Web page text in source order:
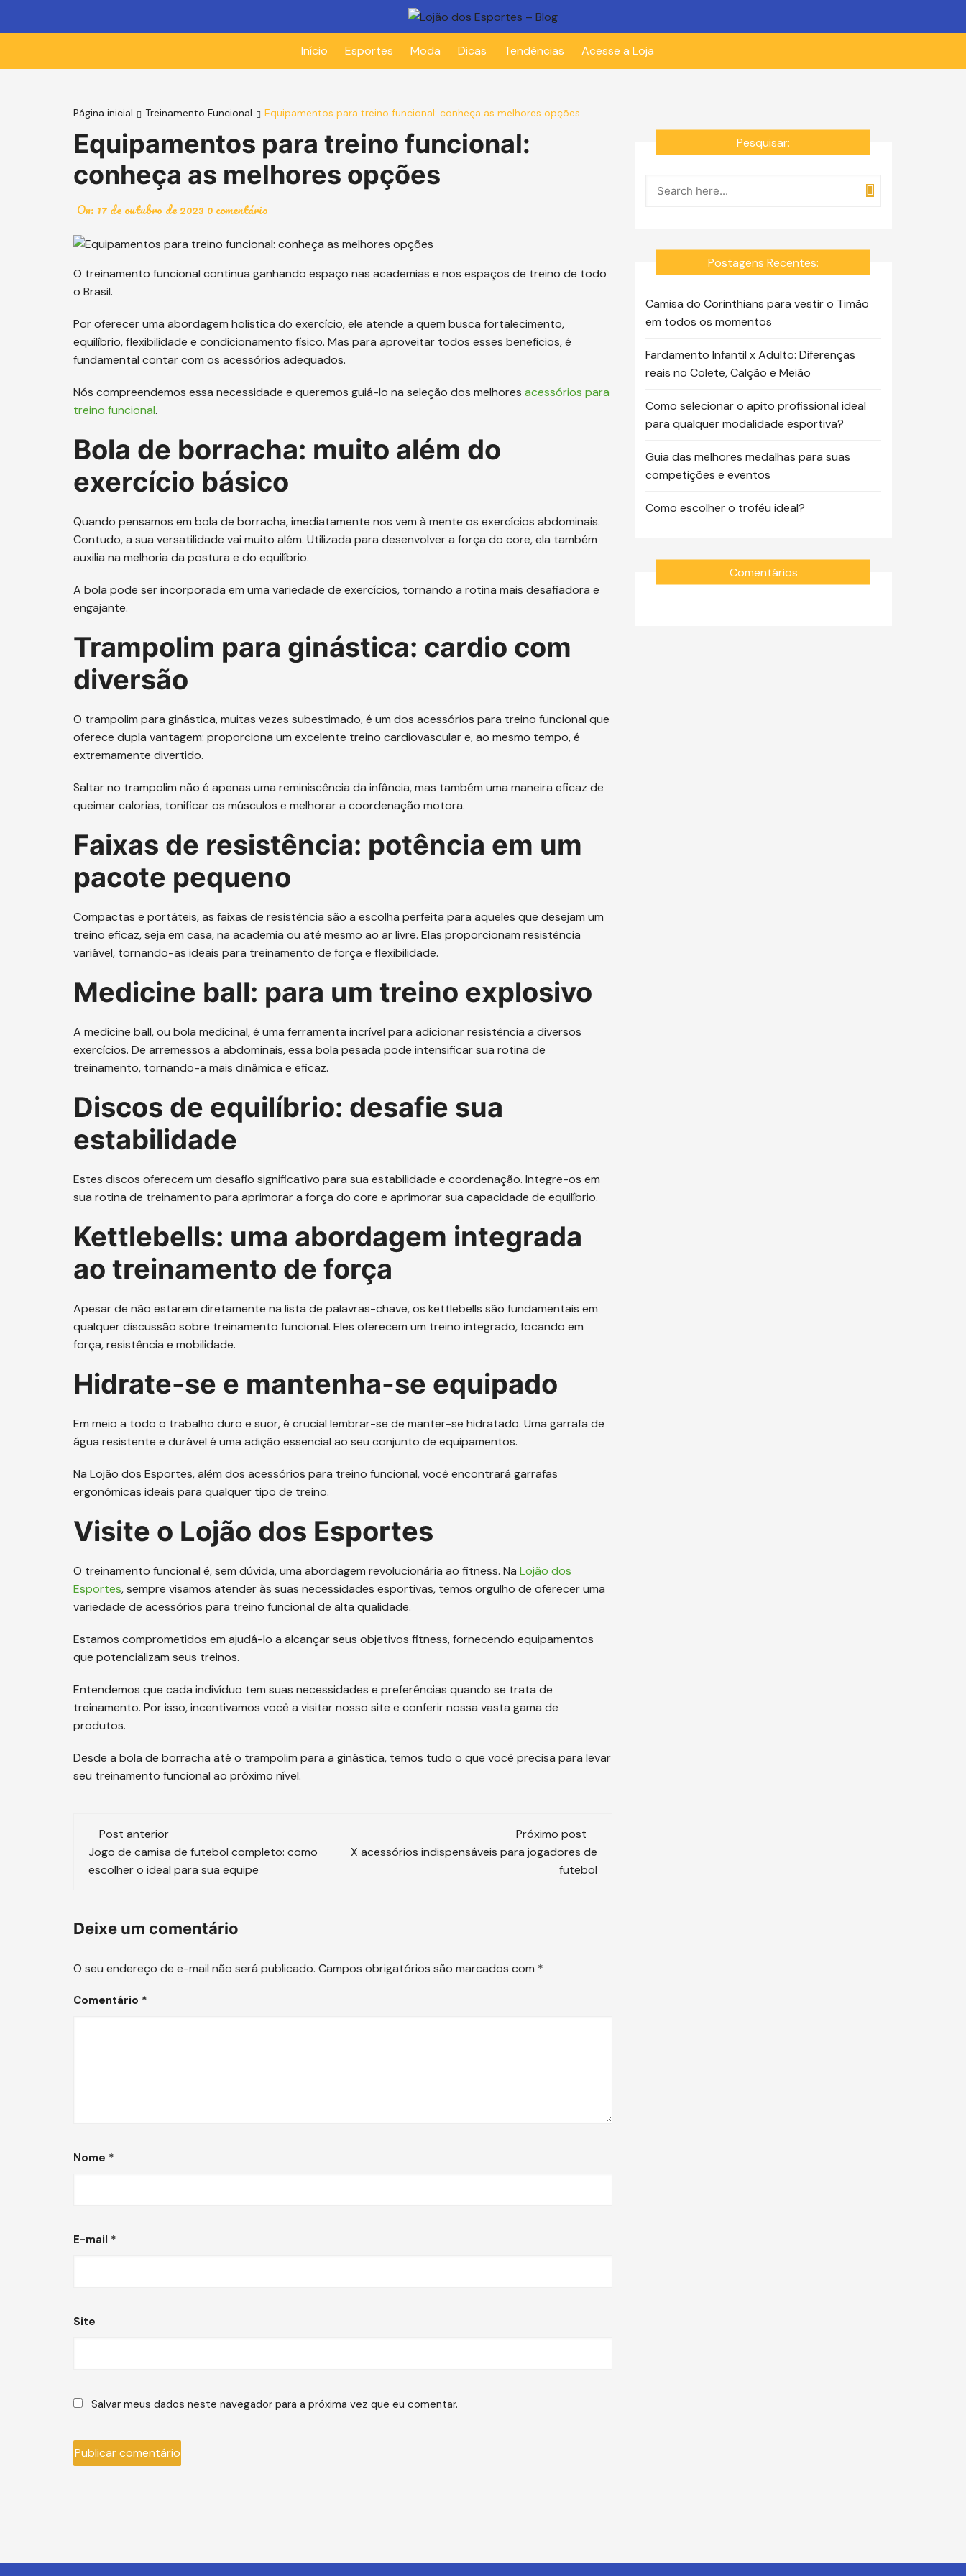
Início Esportes Moda Dicas Tendências Acesse a Loja
Página inicial Treinamento Funcional Equipamentos para treino funcional: conheça as melhores opções
Equipamentos para treino funcional:
conheça as melhores opções
On: 17 de outubro de 2023 0 comentário
O treinamento funcional continua ganhando espaço nas academias e nos espaços de treino de todo
o Brasil.
Por oferecer uma abordagem holística do exercício, ele atende a quem busca fortalecimento,
equilíbrio, flexibilidade e condicionamento físico. Mas para aproveitar todos esses benefícios, é
fundamental contar com os acessórios adequados.
Nós compreendemos essa necessidade e queremos guiá-lo na seleção dos melhores acessórios para
treino funcional.
Bola de borracha: muito além do
exercício básico
Quando pensamos em bola de borracha, imediatamente nos vem à mente os exercícios abdominais.
Contudo, a sua versatilidade vai muito além. Utilizada para desenvolver a força do core, ela também
auxilia na melhoria da postura e do equilíbrio.
A bola pode ser incorporada em uma variedade de exercícios, tornando a rotina mais desafiadora e
engajante.
Trampolim para ginástica: cardio com
diversão
O trampolim para ginástica, muitas vezes subestimado, é um dos acessórios para treino funcional que
oferece dupla vantagem: proporciona um excelente treino cardiovascular e, ao mesmo tempo, é
extremamente divertido.
Saltar no trampolim não é apenas uma reminiscência da infância, mas também uma maneira eficaz de
queimar calorias, tonificar os músculos e melhorar a coordenação motora.
Faixas de resistência: potência em um
pacote pequeno
Compactas e portáteis, as faixas de resistência são a escolha perfeita para aqueles que desejam um
treino eficaz, seja em casa, na academia ou até mesmo ao ar livre. Elas proporcionam resistência
variável, tornando-as ideais para treinamento de força e flexibilidade.
Medicine ball: para um treino explosivo
A medicine ball, ou bola medicinal, é uma ferramenta incrível para adicionar resistência a diversos
exercícios. De arremessos a abdominais, essa bola pesada pode intensificar sua rotina de
treinamento, tornando-a mais dinâmica e eficaz.
Discos de equilíbrio: desafie sua
estabilidade
Estes discos oferecem um desafio significativo para sua estabilidade e coordenação. Integre-os em
sua rotina de treinamento para aprimorar a força do core e aprimorar sua capacidade de equilíbrio.
Kettlebells: uma abordagem integrada
ao treinamento de força
Apesar de não estarem diretamente na lista de palavras-chave, os kettlebells são fundamentais em
qualquer discussão sobre treinamento funcional. Eles oferecem um treino integrado, focando em
força, resistência e mobilidade.
Hidrate-se e mantenha-se equipado
Em meio a todo o trabalho duro e suor, é crucial lembrar-se de manter-se hidratado. Uma garrafa de
água resistente e durável é uma adição essencial ao seu conjunto de equipamentos.
Na Lojão dos Esportes, além dos acessórios para treino funcional, você encontrará garrafas
ergonômicas ideais para qualquer tipo de treino.
Visite o Lojão dos Esportes
O treinamento funcional é, sem dúvida, uma abordagem revolucionária ao fitness. Na Lojão dos
Esportes, sempre visamos atender às suas necessidades esportivas, temos orgulho de oferecer uma
variedade de acessórios para treino funcional de alta qualidade.
Estamos comprometidos em ajudá-lo a alcançar seus objetivos fitness, fornecendo equipamentos
que potencializam seus treinos.
Entendemos que cada indivíduo tem suas necessidades e preferências quando se trata de
treinamento. Por isso, incentivamos você a visitar nosso site e conferir nossa vasta gama de
produtos.
Desde a bola de borracha até o trampolim para a ginástica, temos tudo o que você precisa para levar
seu treinamento funcional ao próximo nível.
Navegação
de
Post anterior
Jogo de camisa de futebol completo: como
escolher o ideal para sua equipe
Próximo post
X acessórios indispensáveis para jogadores de
futebol
Deixe um comentário
O seu endereço de e-mail não será publicado. Campos obrigatórios são marcados com *
Comentário *
Nome *
E-mail *
Site
Salvar meus dados neste navegador para a próxima vez que eu comentar.
Pesquisar:
Postagens Recentes:
Camisa do Corinthians para vestir o Timão
em todos os momentos
Fardamento Infantil x Adulto: Diferenças
reais no Colete, Calção e Meião
Como selecionar o apito profissional ideal
para qualquer modalidade esportiva?
Guia das melhores medalhas para suas
competições e eventos
Como escolher o troféu ideal?
Comentários